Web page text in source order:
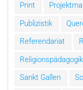
Print
Publizistik
Referendariat
Religionspädagogik
Sankt Gallen